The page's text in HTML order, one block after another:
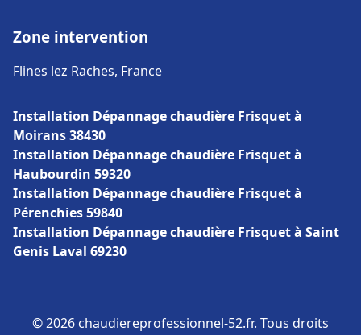
Zone intervention
Flines lez Raches, France
Installation Dépannage chaudière Frisquet à
Moirans 38430
Installation Dépannage chaudière Frisquet à
Haubourdin 59320
Installation Dépannage chaudière Frisquet à
Pérenchies 59840
Installation Dépannage chaudière Frisquet à Saint
Genis Laval 69230
© 2026 chaudiereprofessionnel-52.fr. Tous droits